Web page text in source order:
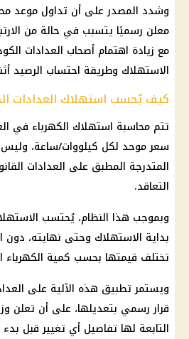
وشدد المصدر على أن تداول موعد
معلن رسميًا يتسبب في حالة من
مع زيادة اهتمام أصحاب العدادات
الاستهلاك وطريقة احتساب الرصيد
كيف يُحسب استهلاك العدادات
تتم محاسبة استهلاك الكهرباء في
سعر موحد لكل كيلووات/ساعة،
المتدرجة المطبق على العدادات
التعاقد.
وبموجب هذا النظام، يُحتسب
بداية الاستهلاك وحتى نهايته، دون
تختلف قيمتها بحسب كمية
ويستمر تطبيق هذه الآلية على
قرار رسمي بتعديلها، على أن تعلن
التابعة لها تفاصيل أي تغيير قبل